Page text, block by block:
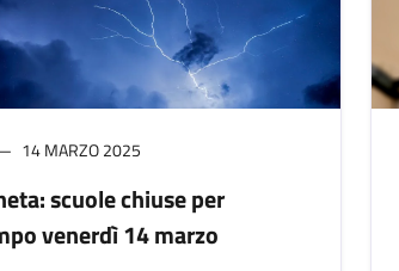
14 MARZO 2025
scuole chiuse per
venerdì 14 marzo